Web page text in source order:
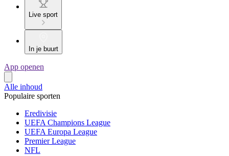
Live sport
In je buurt
App openen
Alle inhoud
Populaire sporten
Eredivisie
UEFA Champions League
UEFA Europa League
Premier League
NFL